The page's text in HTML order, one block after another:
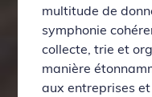
multitude de
symphonie
collecte, trie et
manière
aux entreprises